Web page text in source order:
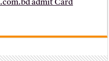
admit Card